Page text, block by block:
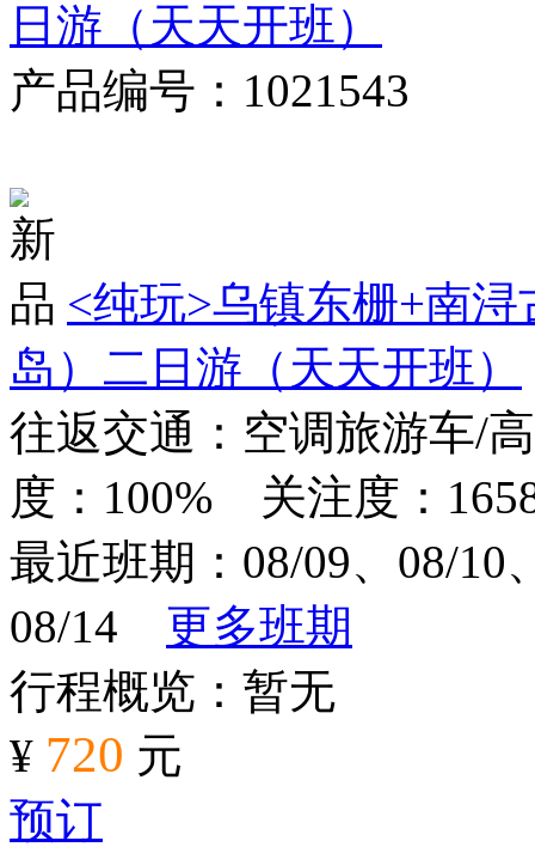
产品编号：1021543
<纯玩>乌镇东栅+南
岛）二日游（天天开班）
往返交通：空调旅游车
度：100% 关注度：
最近班期：08/09、08/10
08/14 更多班期
行程概览：暂无
¥ 720 元
预订